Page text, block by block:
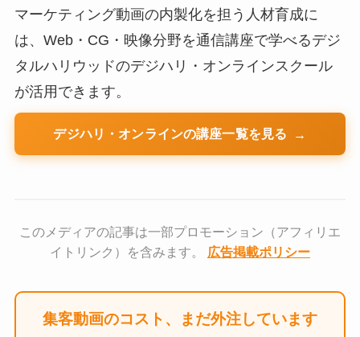
マーケティング動画の内製化を担う人材育成に
は、Web・CG・映像分野を通信講座で学べるデジ
タルハリウッドのデジハリ・オンラインスクール
が活用できます。
デジハリ・オンラインの講座一覧を見る
このメディアの記事は一部プロモーション（アフィリエ
イトリンク）を含みます。 広告掲載ポリシー
集客動画のコスト、まだ外注しています